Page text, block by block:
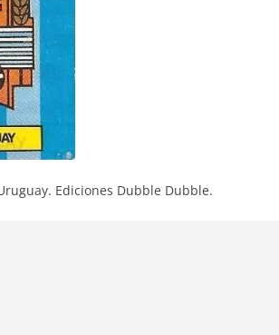
Ediciones Dubble Dubble.